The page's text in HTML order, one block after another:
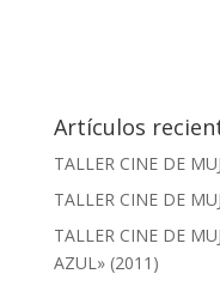
Artículos
TALLER CINE DE
TALLER CINE DE
TALLER CINE DE
AZUL» (2011)